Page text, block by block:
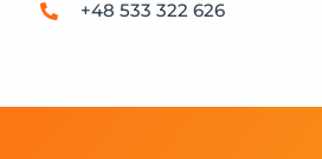
+48 533 322 626